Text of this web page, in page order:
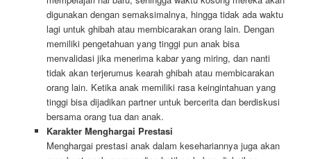
digunakan dengan semaksimalnya, hingga tidak ada waktu
lagi untuk ghibah atau membicarakan orang lain. Dengan
memiliki pengetahuan yang tinggi pun anak bisa
menvalidasi jika menerima kabar yang miring, dan nanti
tidak akan terjerumus kearah ghibah atau membicarakan
orang lain. Ketika anak memiliki rasa keingintahuan yang
tinggi bisa dijadikan partner untuk bercerita dan berdiskusi
bersama orang tua dan anak.
Karakter Menghargai Prestasi
Menghargai prestasi anak dalam kesehariannya juga akan